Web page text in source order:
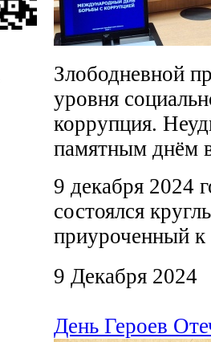
Злободневной
уровня
коррупция.
памятным днём
9 декабря 2024
состоялся
приуроченный
9 Декабря 2024
День Героев